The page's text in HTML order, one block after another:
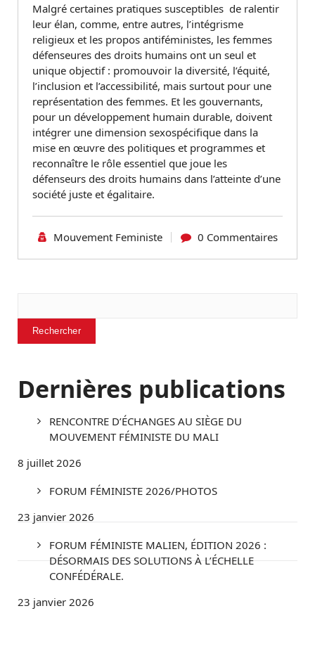
Malgré certaines pratiques susceptibles de ralentir
leur élan, comme, entre autres, l’intégrisme
religieux et les propos antiféministes, les femmes
défenseures des droits humains ont un seul et
unique objectif : promouvoir la diversité, l’équité,
l’inclusion et l’accessibilité, mais surtout pour une
représentation des femmes. Et les gouvernants,
pour un développement humain durable, doivent
intégrer une dimension sexospécifique dans la
mise en œuvre des politiques et programmes et
reconnaître le rôle essentiel que joue les
défenseurs des droits humains dans l’atteinte d’une
société juste et égalitaire.
Mouvement Feministe 0 Commentaires
Rechercher
Dernières publications
RENCONTRE D’ÉCHANGES AU SIÈGE DU
MOUVEMENT FÉMINISTE DU MALI
8 juillet 2026
FORUM FÉMINISTE 2026/PHOTOS
23 janvier 2026
FORUM FÉMINISTE MALIEN, ÉDITION 2026 :
DÉSORMAIS DES SOLUTIONS À L’ÉCHELLE
CONFÉDÉRALE.
23 janvier 2026